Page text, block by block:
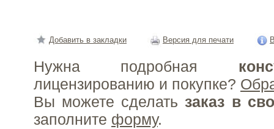
Добавить в закладки Версия для печати
Нужна подробная
лицензированию и покупке?
Вы можете сделать заказ в
заполните форму.